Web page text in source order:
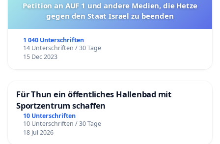
Petition an AUF 1 und andere Medien, die Hetze
gegen den Staat Israel zu beenden
1 040 Unterschriften
14 Unterschriften / 30 Tage
15 Dec 2023
Für Thun ein öffentliches Hallenbad mit
Sportzentrum schaffen
10 Unterschriften
10 Unterschriften / 30 Tage
18 Jul 2026